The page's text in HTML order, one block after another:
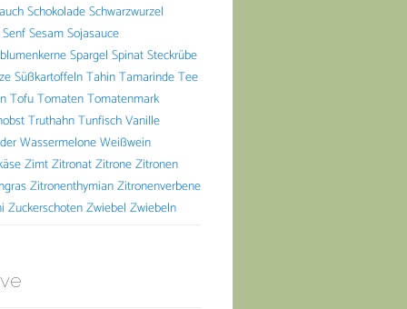
SchokoladeSchwarzwurzel
SenfSesamSojasauce
Spargel SpinatSteckrübe
SüßkartoffelnTahinTamarindeTee
TofuTomatenTomatenmark
TruthahnTunfischVanille
WassermeloneWeißwein
ZimtZitronatZitroneZitronen
ZitronenthymianZitronenverbene
ZuckerschotenZwiebel Zwiebeln